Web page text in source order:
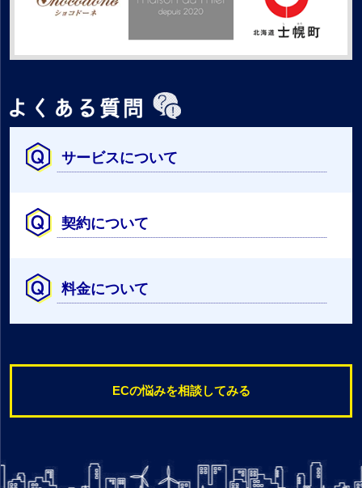
サービスについて
契約について
料金について
ECの悩みを相談してみる